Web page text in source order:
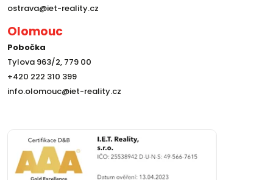
ostrava@iet-reality.cz
Olomouc
Pobočka
Tylova 963/2, 779 00
+420 222 310 399
info.olomouc@iet-reality.cz